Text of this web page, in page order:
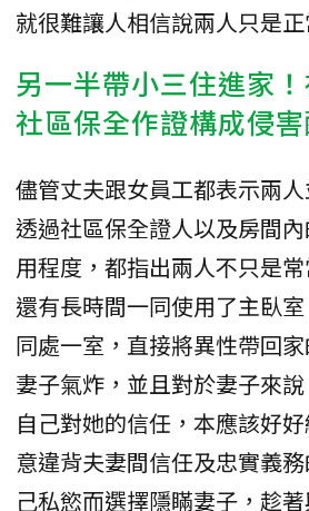
就很難讓人相信說兩人只是正
另一半帶小三住進家
社區保全作證構成侵
儘管丈夫跟女員工都表示兩
透過社區保全證人以及房間
用程度，都指出兩人不只是
還有長時間一同使用了主臥
同處一室，直接將異性帶回
妻子氣炸，並且對於妻子來
自己對她的信任，本應該好
意違背夫妻間信任及忠實義
己私慾而選擇隱瞞妻子，趁